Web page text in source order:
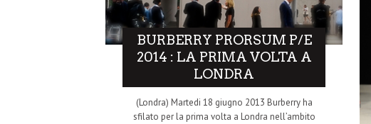
BURBERRY PRORSUM P/E
2014 : LA PRIMA VOLTA A
LONDRA
(Londra) Martedi 18 giugno 2013 Burberry ha
sfilato per la prima volta a Londra nell’ambito